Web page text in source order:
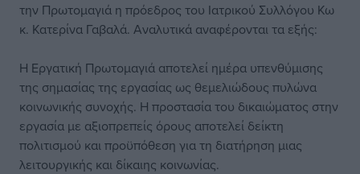
την Πρωτομαγιά η πρόεδρος του Ιατρικού Συλλόγου Κω
κ. Κατερίνα Γαβαλά. Αναλυτικά αναφέρονται τα εξής:
Η Εργατική Πρωτομαγιά αποτελεί ημέρα υπενθύμισης
της σημασίας της εργασίας ως θεμελιώδους πυλώνα
κοινωνικής συνοχής. Η προστασία του δικαιώματος στην
εργασία με αξιοπρεπείς όρους αποτελεί δείκτη
πολιτισμού και προϋπόθεση για τη διατήρηση μιας
λειτουργικής και δίκαιης κοινωνίας.